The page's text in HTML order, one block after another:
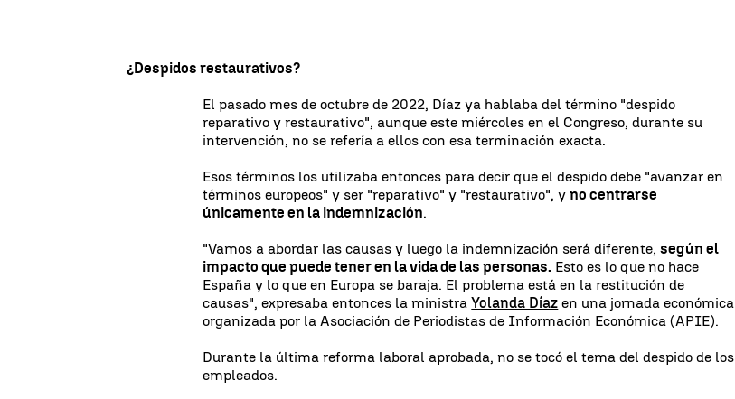
¿Despidos restaurativos?
El pasado mes de octubre de 2022, Díaz ya hablaba del término "despido
reparativo y restaurativo", aunque este miércoles en el Congreso, durante su
intervención, no se refería a ellos con esa terminación exacta.
Esos términos los utilizaba entonces para decir que el despido debe "avanzar en
términos europeos" y ser "reparativo" y "restaurativo", yno centrarse
únicamente en la indemnización.
"Vamos a abordar las causas y luego la indemnización será diferente,según el
impacto que puede tener en la vida de las personas. Esto es lo que no hace
España y lo que en Europa se baraja. El problema está en la restitución de
causas", expresaba entonces la ministraYolanda Díaz en una jornada económica
organizada por la Asociación de Periodistas de Información Económica (APIE).
Durante la última reforma laboral aprobada, no se tocó el tema del despido de los
empleados.